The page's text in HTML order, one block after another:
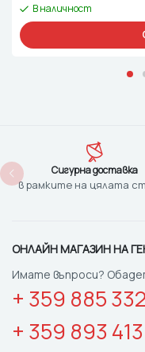
В наличност
Сигурна доставка
в рамките на цялата
ОНЛАЙН МАГАЗИН НА
Имате въпроси?
+ 359 885
+ 359 893